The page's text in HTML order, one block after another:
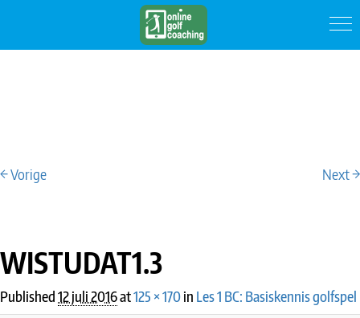
IMAGE NAVIGATION
← Vorige Next →
WISTUDAT1.3
Published12 juli 2016at125 × 170in Les 1 BC: Basiskennis golfspel